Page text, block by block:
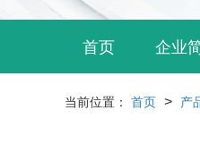
首页 企业
当前位置： 首页 > 产